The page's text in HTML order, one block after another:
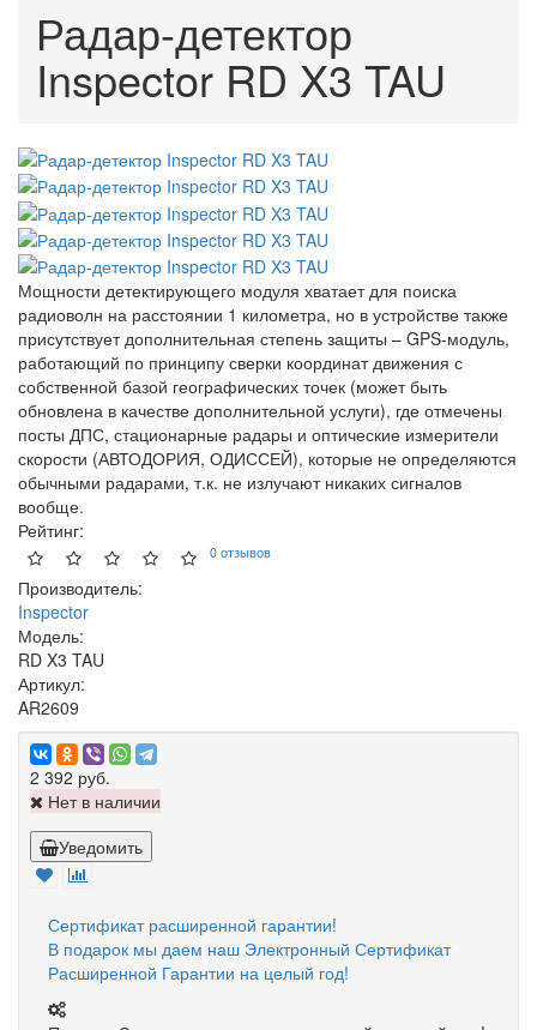
Радар-детектор
Inspector RD X3 TAU
Мощности детектирующего модуля хватает для поиска
радиоволн на расстоянии 1 километра, но в устройстве также
присутствует дополнительная степень защиты – GPS-модуль,
работающий по принципу сверки координат движения с
собственной базой географических точек (может быть
обновлена в качестве дополнительной услуги), где отмечены
посты ДПС, стационарные радары и оптические измерители
скорости (АВТОДОРИЯ, ОДИССЕЙ), которые не определяются
обычными радарами, т.к. не излучают никаких сигналов
вообще.
Рейтинг:
0 отзывов
Производитель:
Inspector
Модель:
RD X3 TAU
Артикул:
AR2609
2 392 руб.
Нет в наличии
Уведомить
Сертификат расширенной гарантии!
В подарок мы даем наш Электронный Сертификат
Расширенной Гарантии на целый год!